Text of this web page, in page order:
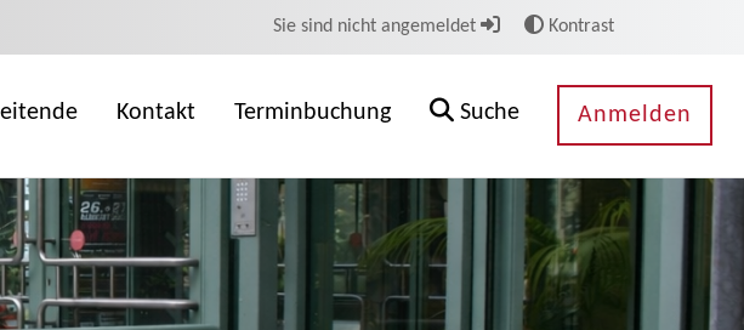
Sie sind nicht angemeldet Kontrast
Kontakt Terminbuchung Suche Anmelden